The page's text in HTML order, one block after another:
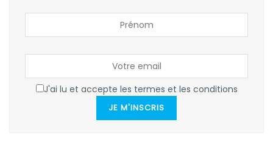
J'ai lu et accepte les termes et les conditions
JE M'INSCRIS